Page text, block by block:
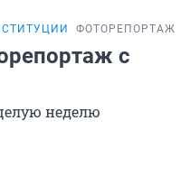
ФОТОРЕПОРТАЖ
с
неделю